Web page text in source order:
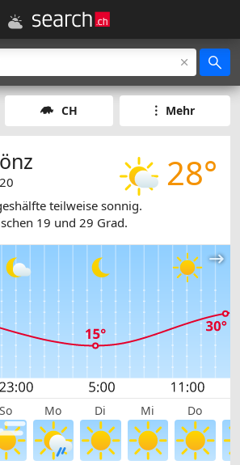
CH Mehr
28°
teilweise sonnig.
19 und 29 Grad.
So Mo Di Mi Do